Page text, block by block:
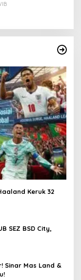
Keruk 32
SEZ BSD City,
Sinar Mas Land &